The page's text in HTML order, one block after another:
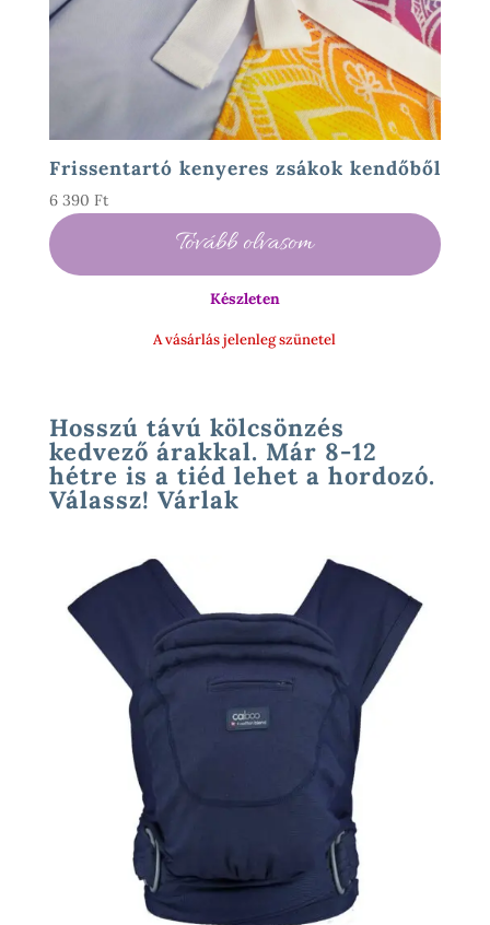
Frissentartó kenyeres zsákok kendőből
6 390 Ft
Tovább olvasom
Készleten
A vásárlás jelenleg szünetel
Hosszú távú kölcsönzés
kedvező árakkal. Már 8-12
hétre is a tiéd lehet a hordozó.
Válassz! Várlak